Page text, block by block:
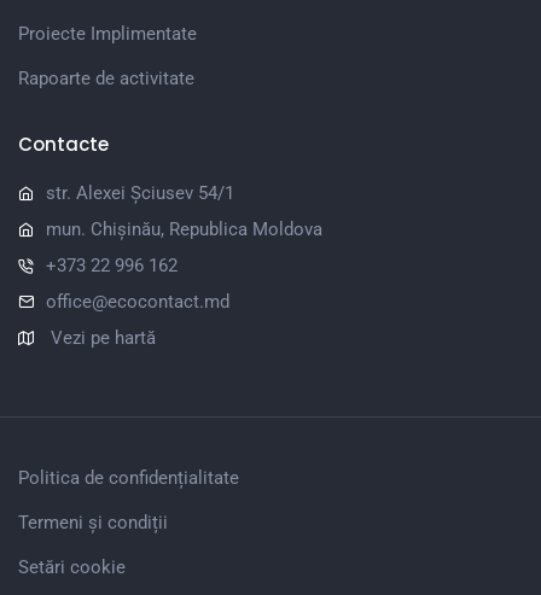
Proiecte Implimentate
Rapoarte de activitate
Contacte
str. Alexei Șciusev 54/1
mun. Chișinău, Republica Moldova
+373 22 996 162
office@ecocontact.md
Vezi pe hartă
Politica de confidențialitate
Termeni și condiții
Setări cookie